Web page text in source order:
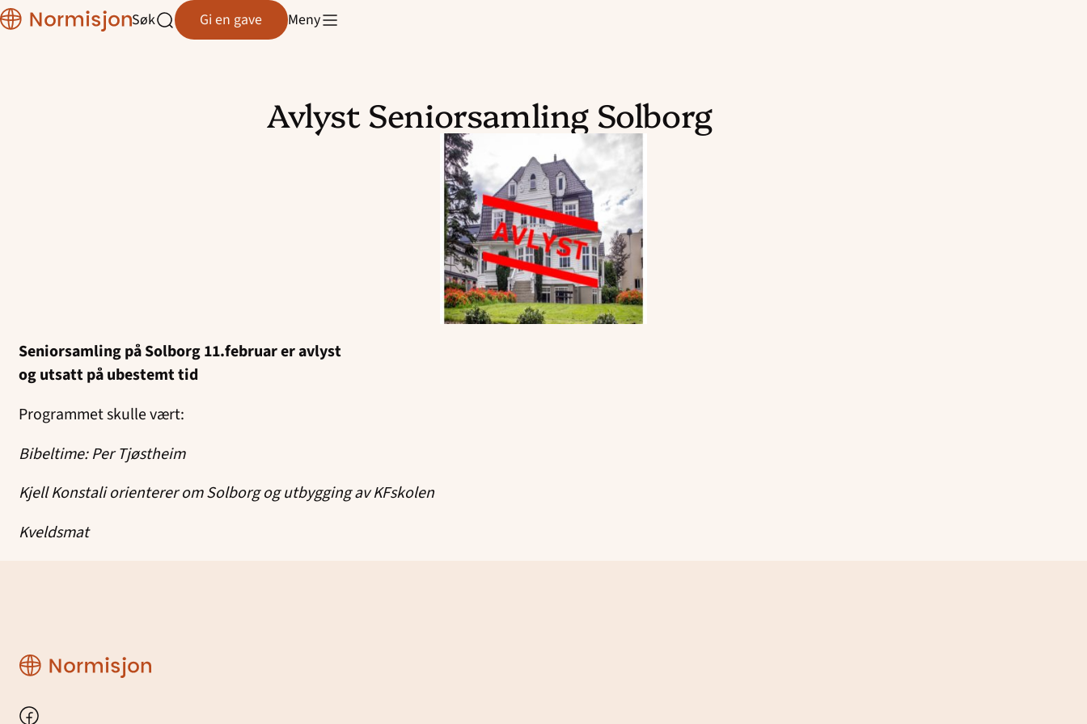
Region
Rogaland
Åpne
Søk Gi en gave Meny
Avlyst Seniorsamling Solborg
Seniorsamling på Solborg 11.februar er avlyst
og utsatt på ubestemt tid
Programmet skulle vært:
Bibeltime: Per Tjøstheim
Kjell Konstali orienterer om Solborg og utbygging av KFskolen
Kveldsmat
Region
Rogaland
Facebook